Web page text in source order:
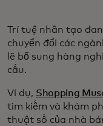
Trí tuệ nhân tạo
chuyển đổi các
lẽ bổ sung hàng
cầu.
Ví dụ, Shopping
tìm kiếm và khám
thuật số của nhà